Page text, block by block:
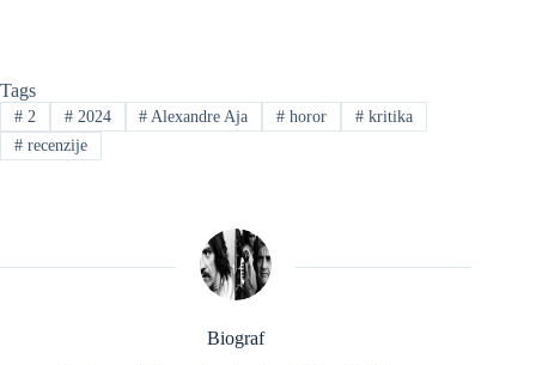
Tags
#2 #2024 # Alexandre Aja # horor # kritika
#recenzije
Biograf